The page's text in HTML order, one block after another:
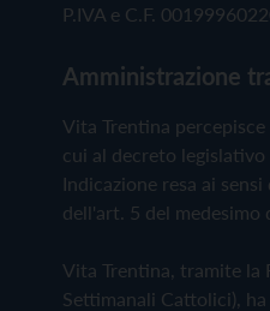
P.IVA e C.F.
Amministrazione
Vita Trentina
cui al decreto legislativo
Indicazione resa ai
dell'art. 5 del medesimo
Vita Trentina, tramite la
Settimanali Cattolici),